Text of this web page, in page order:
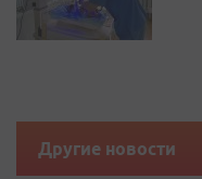
Другие новости